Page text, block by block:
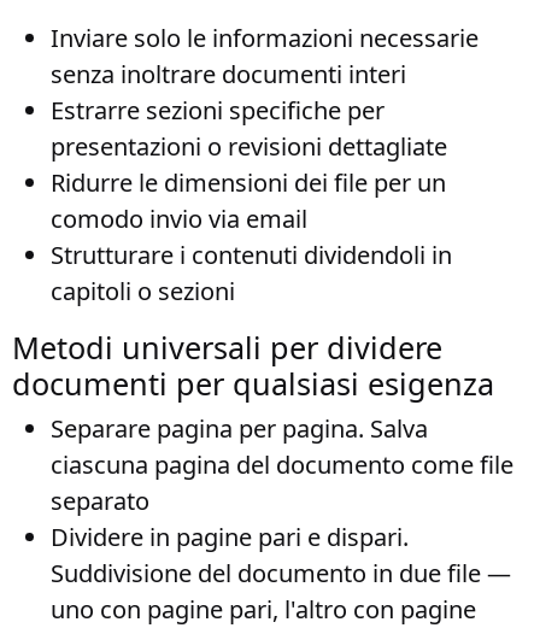
Inviare solo le informazioni necessarie
senza inoltrare documenti interi
Estrarre sezioni specifiche per
presentazioni o revisioni dettagliate
Ridurre le dimensioni dei file per un
comodo invio via email
Strutturare i contenuti dividendoli in
capitoli o sezioni
Metodi universali per dividere
documenti per qualsiasi esigenza
Separare pagina per pagina. Salva
ciascuna pagina del documento come file
separato
Dividere in pagine pari e dispari.
Suddivisione del documento in due file —
uno con pagine pari, l'altro con pagine